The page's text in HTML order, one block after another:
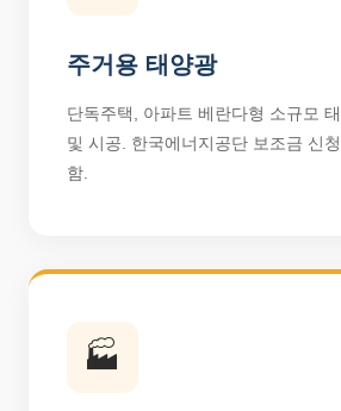
주거용 태양광
단독주택, 아파트 베란다형 소규모
및 시공. 한국에너지공단 보조금 신
함.
🏭